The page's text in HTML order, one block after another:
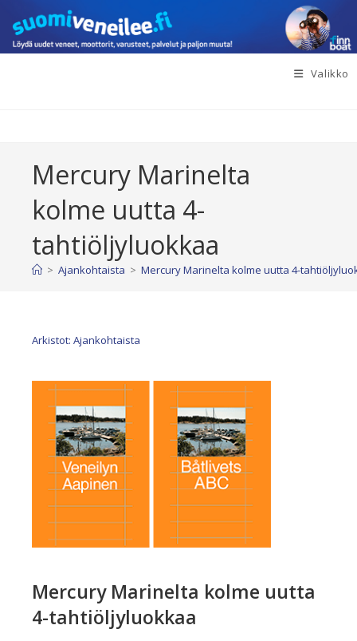
suoraan
sisältöön
Valikko
Mercury Marinelta
kolme uutta 4-
tahtiöljyluokkaa
> Ajankohtaista > Mercury Marinelta kolme uutta 4-
Arkistot: Ajankohtaista
Mercury Marinelta kolme uutta
4-tahtiöljyluokkaa